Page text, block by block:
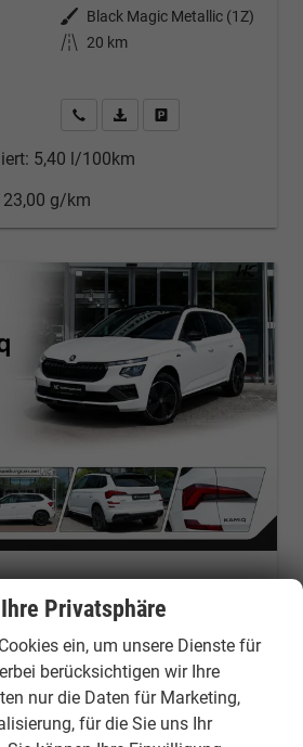
Außenfarbe Black Magic Metallic (1Z)
Kilometerstand
20 km
Kontakt & Angebot anfordern
PDF-Datei, Fahrzeugexposé
5,40 l/100km
g/km
mit Tageszulassung
Getriebe
Außenfarbe Moon white Metallic
Privatsphäre
ein, um unsere Dienste für
berücksichtigen wir Ihre
nur die Daten für Marketing,
für die Sie uns Ihr